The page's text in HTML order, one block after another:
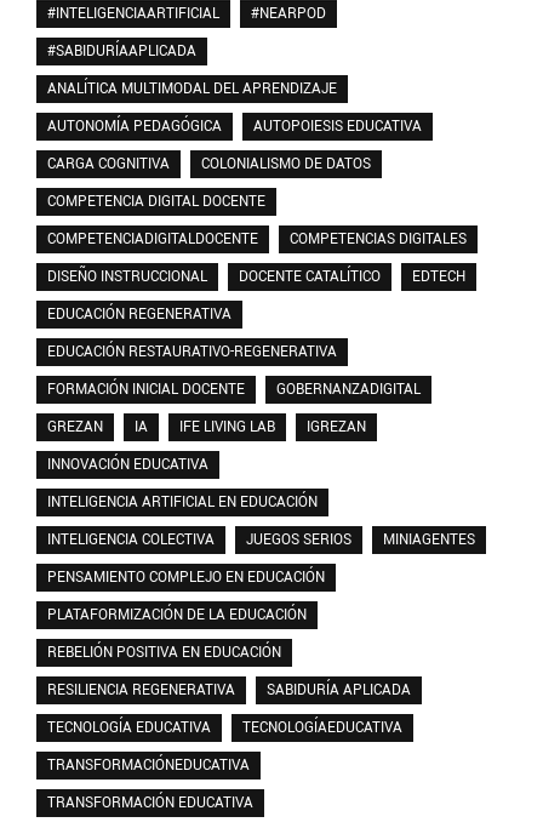
#INTELIGENCIAARTIFICIAL
#NEARPOD
#SABIDURÍAAPLICADA
ANALÍTICA MULTIMODAL DEL APRENDIZAJE
AUTONOMÍA PEDAGÓGICA
AUTOPOIESIS EDUCATIVA
CARGA COGNITIVA
COLONIALISMO DE DATOS
COMPETENCIA DIGITAL DOCENTE
COMPETENCIADIGITALDOCENTE
COMPETENCIAS DIGITALES
DISEÑO INSTRUCCIONAL
DOCENTE CATALÍTICO
EDTECH
EDUCACIÓN REGENERATIVA
EDUCACIÓN RESTAURATIVO-REGENERATIVA
FORMACIÓN INICIAL DOCENTE
GOBERNANZADIGITAL
GREZAN
IA IFE LIVING LAB
IGREZAN
INNOVACIÓN EDUCATIVA
INTELIGENCIA ARTIFICIAL EN EDUCACIÓN
INTELIGENCIA COLECTIVA
JUEGOS SERIOS
MINIAGENTES
PENSAMIENTO COMPLEJO EN EDUCACIÓN
PLATAFORMIZACIÓN DE LA EDUCACIÓN
REBELIÓN POSITIVA EN EDUCACIÓN
RESILIENCIA REGENERATIVA
SABIDURÍA APLICADA
TECNOLOGÍA EDUCATIVA
TECNOLOGÍAEDUCATIVA
TRANSFORMACIÓNEDUCATIVA
TRANSFORMACIÓN EDUCATIVA